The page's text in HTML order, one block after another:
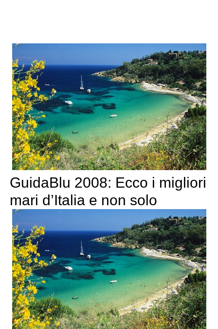
GuidaBlu 2008: Ecco i migliori
mari d’Italia e non solo